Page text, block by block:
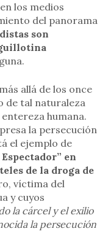
los medios
del panorama
son
allá de los once
de tal naturaleza
humana.
la persecución
el ejemplo de
en
de la droga de
víctima del
y cuyos
la cárcel y el exilio
la persecución